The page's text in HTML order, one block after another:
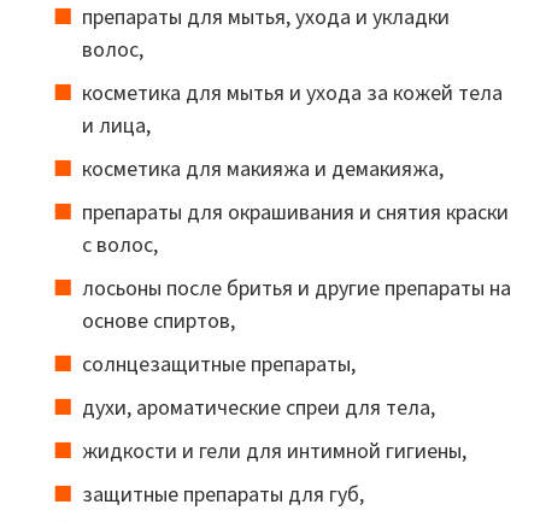
препараты для мытья, ухода и укладки
волос,
косметика для мытья и ухода за кожей тела
и лица,
косметика для макияжа и демакияжа,
препараты для окрашивания и снятия краски
с волос,
лосьоны после бритья и другие препараты на
основе спиртов,
солнцезащитные препараты,
духи, ароматические спреи для тела,
жидкости и гели для интимной гигиены,
защитные препараты для губ,